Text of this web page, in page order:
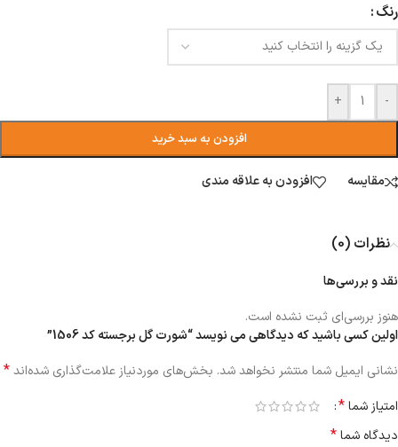
رنگ
-
+
افزودن به سبد خرید
مقایسه افزودن به علاقه مندی
نظرات (0)
نقد و بررسی‌ها
هنوز بررسی‌ای ثبت نشده است.
اولین کسی باشید که دیدگاهی می نویسد “شورت گل برجسته کد 1506”
نشانی ایمیل شما منتشر نخواهد شد. بخش‌های موردنیاز علامت‌گذاری شده‌اند*
امتیاز شما*
دیدگاه شما*